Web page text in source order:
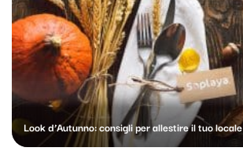
Look d’Autunno: consigli per allestire il tuo locale